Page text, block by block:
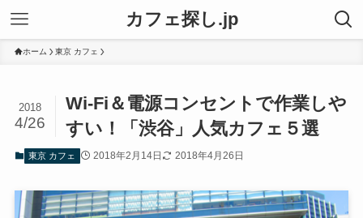
カフェ探し.jp
ホーム 東京 カフェ
Wi-Fi＆電源コンセントで作業しや
すい！「渋谷」人気カフェ５選
2018
4/26
東京 カフェ 2018年2月14日 2018年4月26日